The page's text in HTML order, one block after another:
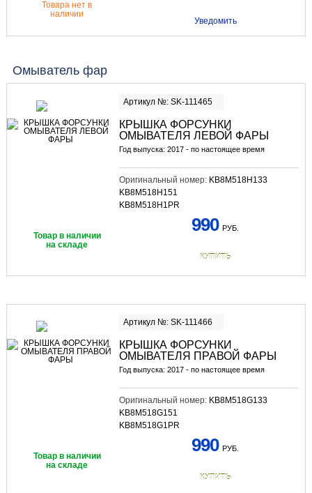
Товара нет в
наличии
Уведомить
Омыватель фар
Артикул №: SK-111465
КРЫШКА ФОРСУНКИ
ОМЫВАТЕЛЯ ЛЕВОЙ ФАРЫ
Год выпуска: 2017 - по настоящее время
Оригинальный номер: KB8M518H133
KB8M518H151
KB8M518H1PR
Товар в наличии
на складе
990 РУБ.
КУПИТЬ
Артикул №: SK-111466
КРЫШКА ФОРСУНКИ
ОМЫВАТЕЛЯ ПРАВОЙ ФАРЫ
Год выпуска: 2017 - по настоящее время
Оригинальный номер: KB8M518G133
KB8M518G151
KB8M518G1PR
Товар в наличии
на складе
990 РУБ.
КУПИТЬ